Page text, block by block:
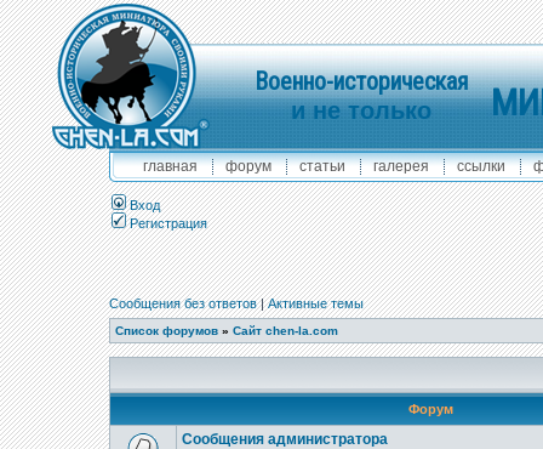
Военно-историческая
и не только
главная форум статьи галерея ссылки
Вход
Регистрация
Сообщения без ответов|Активные темы
Список форумов » Сайт chen-la.com
Форум
Сообщения администратора